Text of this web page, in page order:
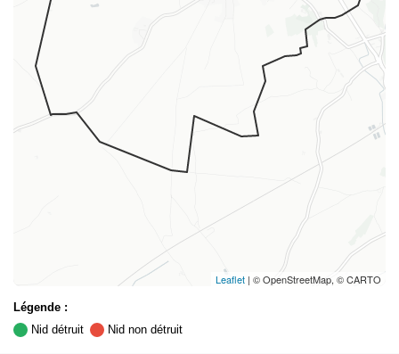
Leaflet | © OpenStreetMap, © CARTO
Légende :
Nid détruit
Nid non détruit